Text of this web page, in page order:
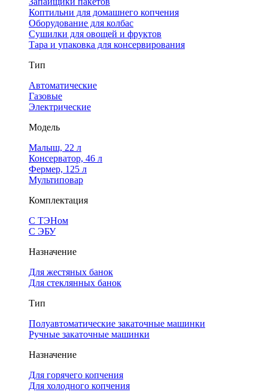
Коптильни для домашнего копчения
Оборудование для колбас
Сушилки для овощей и фруктов
Тара и упаковка для консервирования
Тип
Автоматические
Газовые
Электрические
Модель
Малыш, 22 л
Консерватор, 46 л
Фермер, 125 л
Мультиповар
Комплектация
С ТЭНом
С ЭБУ
Назначение
Для жестяных банок
Для стеклянных банок
Тип
Полуавтоматические закаточные машинки
Ручные закаточные машинки
Назначение
Для горячего копчения
Для холодного копчения